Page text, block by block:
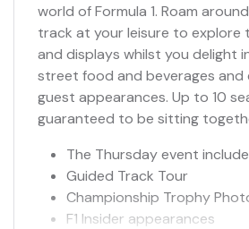
world of Formula 1. Roam
track at your leisure to explore
and displays whilst you delight
street food and beverages and
guest appearances. Up to 10
guaranteed to be sitting
The Thursday event
Guided Track Tour
Championship Trophy
F1 Insider appearances